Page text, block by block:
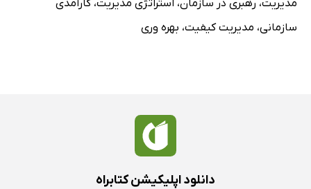
مدیریت، رهبری در سازمان، استراتژی مدیریت،کارآمدی
سازمانی، مدیریت کیفیت، بهره وری
دانلود اپلیکیشن کتابراه